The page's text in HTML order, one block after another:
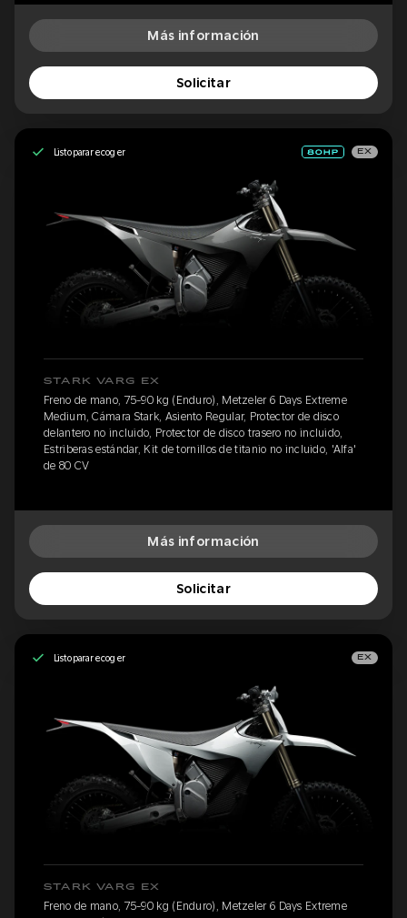
Más información
Solicitar
Listo para recoger EX
STARK VARG EX
Freno de mano, 75-90 kg (Enduro), Metzeler 6 Days Extreme
Medium, Cámara Stark, Asiento Regular, Protector de disco
delantero no incluido, Protector de disco trasero no incluido,
Estriberas estándar, Kit de tornillos de titanio no incluido, 'Alfa'
de 80 CV
Más información
Solicitar
Listo para recoger EX
STARK VARG EX
Freno de mano, 75-90 kg (Enduro), Metzeler 6 Days Extreme